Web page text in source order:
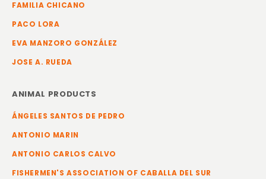
FAMILIA CHICANO
PACO LORA
EVA MANZORO GONZÁLEZ
JOSE A. RUEDA
ANIMAL PRODUCTS
ÁNGELES SANTOS DE PEDRO
ANTONIO MARIN
ANTONIO CARLOS CALVO
FISHERMEN'S ASSOCIATION OF CABALLA DEL SUR